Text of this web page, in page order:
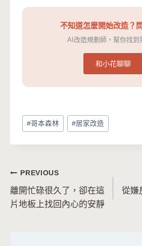
不知道怎麼開始改造？
AI改造規劃師，幫你找到
和小花聊聊
Post
Tags:
#哥本森林 #居家改造
文
章
PREVIOUS
離開忙碌很久了，卻在這
片地板上找回內心的安靜
從嫌